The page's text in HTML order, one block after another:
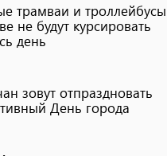
трамваи и троллейбусы
не будут курсировать
день
зовут отпраздновать
День города